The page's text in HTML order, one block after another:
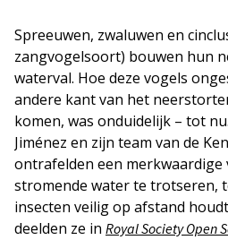
Spreeuwen, zwaluwen en
zangvogelsoort) bouwen hun
waterval. Hoe deze vogels
andere kant van het
komen, was onduidelijk – tot
Jiménez en zijn team van de
ontrafelden een
stromende water te trotseren,
insecten veilig op afstand
deelden ze in Royal Society Open